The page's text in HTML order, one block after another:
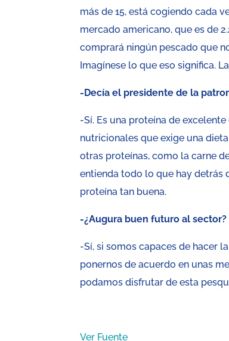
más de 15, está cogiendo cada
mercado americano, que es de
comprará ningún pescado que
Imagínese lo que eso significa.
-Decía el presidente de la
-Sí. Es una proteína de
nutricionales que exige una
otras proteínas, como la carne
entienda todo lo que hay detrás
proteína tan buena.
-¿Augura buen futuro al sector?
-Sí, si somos capaces de hacer
ponernos de acuerdo en unas
podamos disfrutar de esta
Ver Fuente